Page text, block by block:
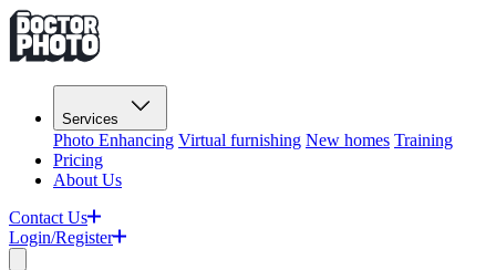
Services
Photo Enhancing Virtual furnishing New homes Training
Pricing
About Us
Contact Us
Login/Register